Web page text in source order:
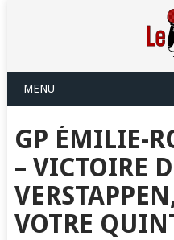
MENU
GP ÉMILIE-
– VICTOIRE
VOTRE